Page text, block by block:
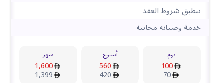
تنطبق شروط العقد
خدمة وصيانة مجانية
يوم
100
70
أسبوع
560
420
شهر
1,600
1,399